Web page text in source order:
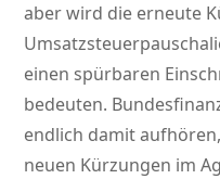
aber wird die erneute
einen spürbaren
bedeuten.
endlich damit
neuen Kürzungen im